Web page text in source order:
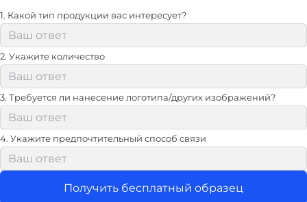
1. Какой тип продукции вас интересует?
2. Укажите количество
3. Требуется ли нанесение логотипа/других изображений?
4. Укажите предпочтительный способ связи
Получить бесплатный образец